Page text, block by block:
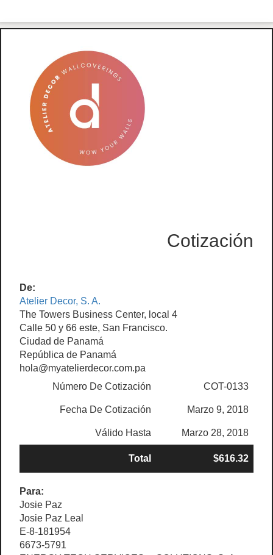
Cotización
De:
Atelier Decor, S. A.
The Towers Business Center, local 4
Calle 50 y 66 este, San Francisco.
Ciudad de Panamá
República de Panamá
hola@myatelierdecor.com.pa
Número De Cotización
COT-0133
Fecha De Cotización Marzo 9, 2018
Válido Hasta Marzo 28, 2018
Total $616.32
Para:
Josie Paz
Josie Paz Leal
E-8-181954
6673-5791